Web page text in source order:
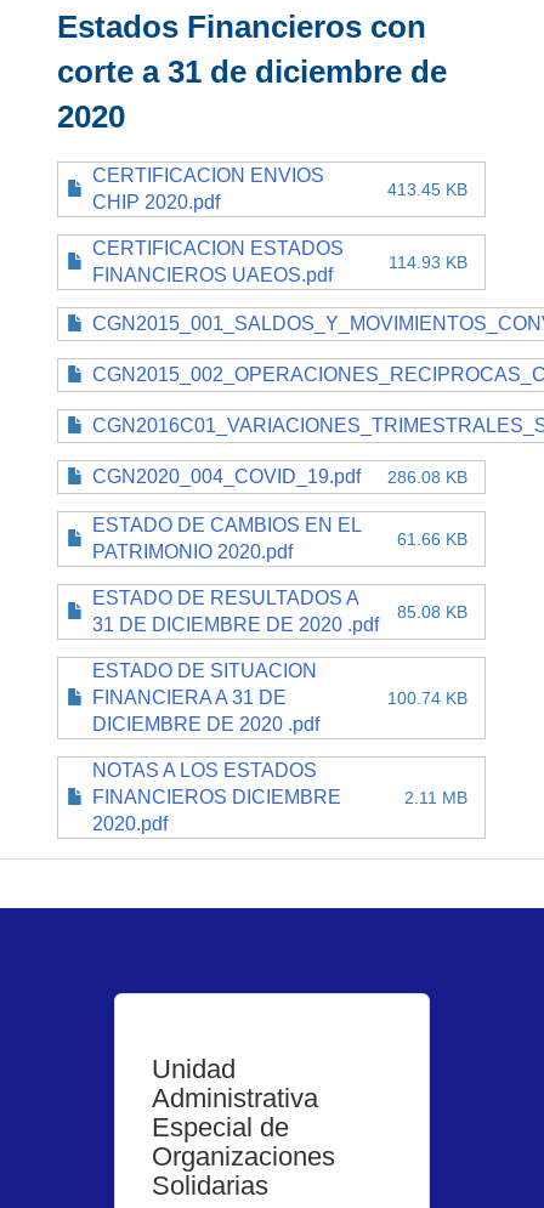
Estados Financieros con
corte a 31 de diciembre de
2020
CERTIFICACION ENVIOS
CHIP 2020.pdf
413.45 KB
CERTIFICACION ESTADOS
FINANCIEROS UAEOS.pdf
114.93 KB
CGN2020_004_COVID_19.pdf 286.08 KB
ESTADO DE CAMBIOS EN EL
PATRIMONIO 2020.pdf
61.66 KB
ESTADO DE RESULTADOS A
31 DE DICIEMBRE DE 2020 .pdf
85.08 KB
ESTADO DE SITUACION
FINANCIERA A 31 DE
DICIEMBRE DE 2020 .pdf
100.74 KB
NOTAS A LOS ESTADOS
FINANCIEROS DICIEMBRE
2020.pdf
2.11 MB
Unidad
Administrativa
Especial de
Organizaciones
Solidarias